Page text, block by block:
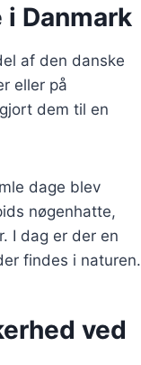
Danmark
af den danske
eller på
dem til en
dage blev
nøgenhatte,
I dag er der en
findes i naturen.
ved